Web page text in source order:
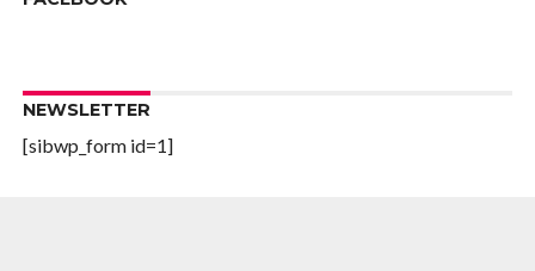
NEWSLETTER
[sibwp_form id=1]